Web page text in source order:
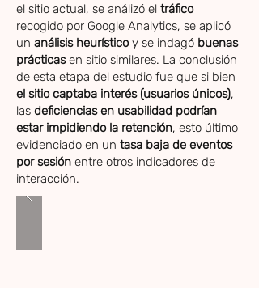
el sitio actual, se análizó el tráfico
recogido por Google Analytics, se aplicó
un análisis heurísticoy se indagó buenas
prácticasen sitio similares. La conclusión
de esta etapa del estudio fue que si bien
el sitio captaba interés (usuarios únicos),
las deficiencias en usabilidad podrían
estar impidiendo la retención, esto último
evidenciado en un tasa baja de eventos
por sesión entre otros indicadores de
interacción.